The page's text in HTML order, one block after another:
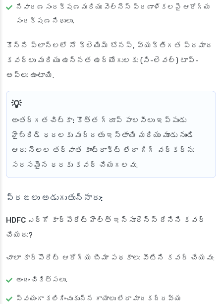
నివారణ సంరక్షణ మరియు వెల్నెస్ ప్రణాళికలపై ఆరోగ్య
సంరక్షణ నిధులు.
కొన్ని ప్లాన్‌లలో నో క్లెయిమ్ బోనస్, వ్యక్తిగత ప్రమాద
కవర్లు మరియు ఉన్నత ఉద్యోగులకు (సి-లెవల్) టాప్-
అప్‌లు ఉంటాయి.
అంతర్గత చిట్కా: కొత్త గ్రూప్ పాలసీలు ఇప్పుడు
హైబ్రిడ్ ధరలకు మద్దతు ఇస్తాయి మరియు మూడు నుండి
ఆరు నెలల తర్వాత కాంట్రాక్ట్ లేదా గిగ్ వర్కర్‌ను
సరసమైన ధరకు కవర్ చేయగలవు.
ప్రజలు అడుగుతున్నారు:
HDFC ఎర్గో కార్పొరేట్ హెల్త్ ఇన్సూరెన్స్ దేనిని కవర్
చేయదు?
చాలా కార్పొరేట్ ఆరోగ్య బీమా పథకాలు వీటిని కవర్ చేయవు:
అందం చికిత్సలు.
స్వయంగా కలిగించుకున్న గాయాలు లేదా మాదకద్రవ్య